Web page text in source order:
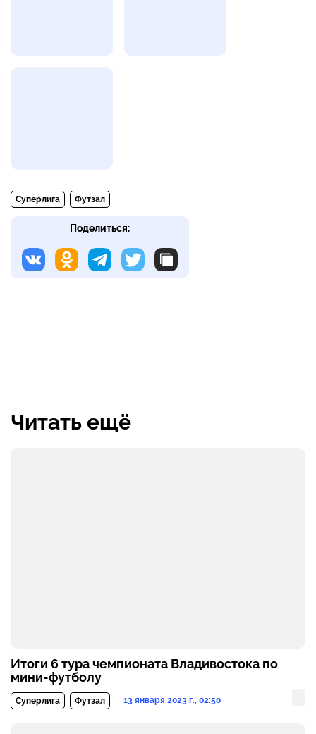
Суперлига Футзал
Поделиться:
Читать ещё
Итоги 6 тура чемпионата Владивостока по
мини-футболу
Суперлига Футзал 13 января 2023 г., 02:50